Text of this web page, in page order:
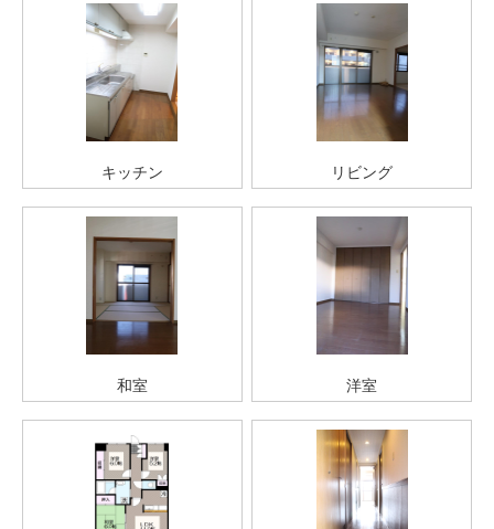
キッチン リビング
和室 洋室